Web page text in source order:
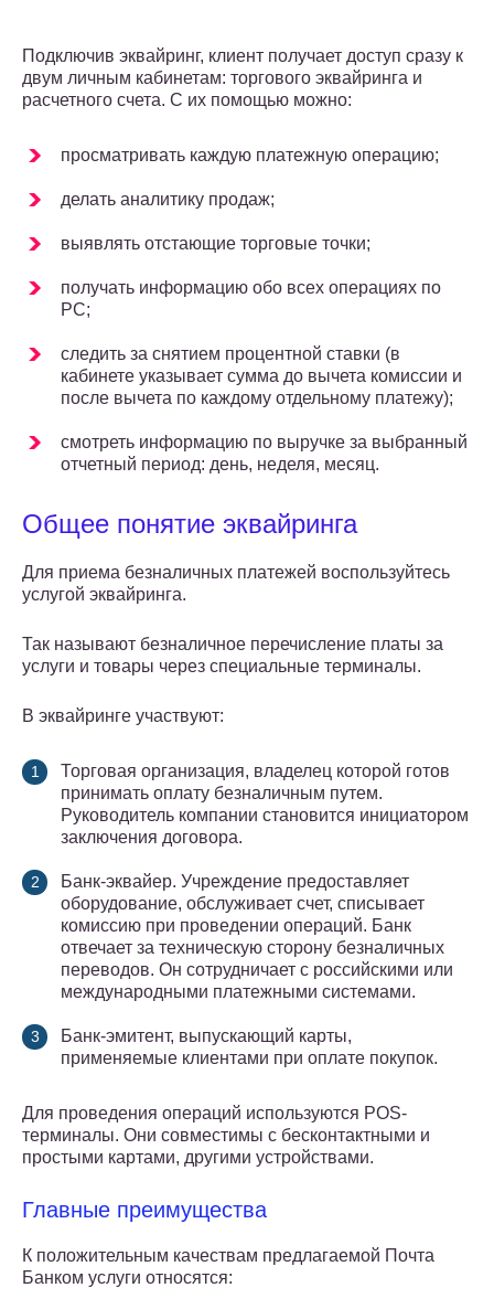
Подключив эквайринг, клиент получает доступ сразу к
двум личным кабинетам: торгового эквайринга и
расчетного счета. С их помощью можно:
просматривать каждую платежную операцию;
делать аналитику продаж;
выявлять отстающие торговые точки;
получать информацию обо всех операциях по
РС;
следить за снятием процентной ставки (в
кабинете указывает сумма до вычета комиссии и
после вычета по каждому отдельному платежу);
смотреть информацию по выручке за выбранный
отчетный период: день, неделя, месяц.
Общее понятие эквайринга
Для приема безналичных платежей воспользуйтесь
услугой эквайринга.
Так называют безналичное перечисление платы за
услуги и товары через специальные терминалы.
В эквайринге участвуют:
Торговая организация, владелец которой готов
принимать оплату безналичным путем.
Руководитель компании становится инициатором
заключения договора.
Банк-эквайер. Учреждение предоставляет
оборудование, обслуживает счет, списывает
комиссию при проведении операций. Банк
отвечает за техническую сторону безналичных
переводов. Он сотрудничает с российскими или
международными платежными системами.
Банк-эмитент, выпускающий карты,
применяемые клиентами при оплате покупок.
Для проведения операций используются POS-
терминалы. Они совместимы с бесконтактными и
простыми картами, другими устройствами.
Главные преимущества
К положительным качествам предлагаемой Почта
Банком услуги относятся: